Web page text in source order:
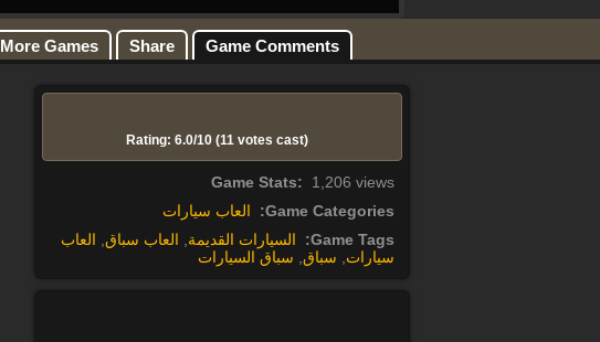
Game Comments
Share
More Games
Rating: 6.0/10(11 votes cast)
Game Stats: 1,206 views
Game Categories:
العاب سيارات
Game Tags:
السيارات القديمة العاب سباق العاب
سيارات
سباق سباق السيارات